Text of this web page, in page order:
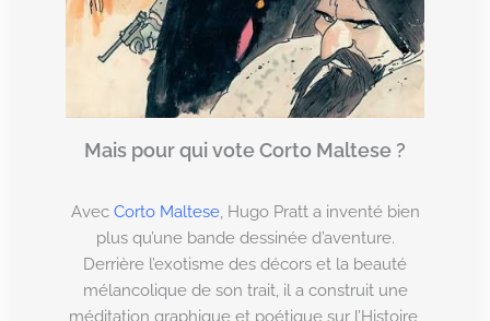
Mais pour qui vote Corto Maltese ?
Avec Corto Maltese, Hugo Pratt a inventé bien
plus qu’une bande dessinée d’aventure.
Derrière l’exotisme des décors et la beauté
mélancolique de son trait, il a construit une
méditation graphique et poétique sur l’Histoire,